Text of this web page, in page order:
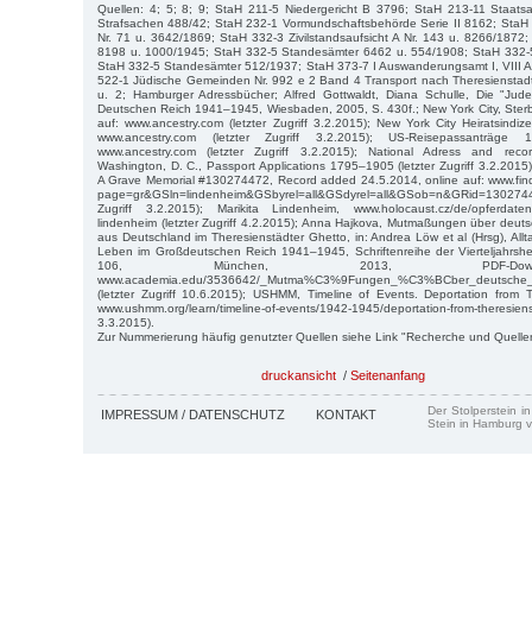
Quellen: 4; 5; 8; 9; StaH 211-5 Niedergericht B 3796; StaH 213-11
Strafsachen 488/42; StaH 232-1 Vormundschaftsbehörde Serie II 8162; StaH
Nr. 71 u. 3642/1869; StaH 332-3 Zivilstandsaufsicht A Nr. 143 u. 8266/
8198 u. 1000/1945; StaH 332-5 Standesämter 6462 u. 554/1908; StaH
StaH 332-5 Standesämter 512/1937; StaH 373-7 I Auswanderungsamt I, VIII
522-1 Jüdische Gemeinden Nr. 992 e 2 Band 4 Transport nach
u. 2; Hamburger Adressbücher; Alfred Gottwaldt, Diana Schulle, Die
Deutschen Reich 1941–1945, Wiesbaden, 2005, S. 430f.; New York City,
auf: www.ancestry.com (letzter Zugriff 3.2.2015); New York City
www.ancestry.com (letzter Zugriff 3.2.2015); US-
www.ancestry.com (letzter Zugriff 3.2.2015); National Adress and
Washington, D. C., Passport Applications 1795–1905 (letzter Zugriff
A Grave Memorial #130274472, Record added 24.5.2014, online auf:
Zugriff 3.2.2015); Marikita Lindenheim, www.holocaust.cz/de/
lindenheim (letzter Zugriff 4.2.2015); Anna Hajkova, Mutmaßungen über
aus Deutschland im Theresienstädter Ghetto, in: Andrea Löw et al (Hrsg),
Leben im Großdeutschen Reich 1941–1945, Schriftenreihe der
106, München, 2013, PDF-
www.academia.edu/3536642/
(letzter Zugriff 10.6.2015); USHMM, Timeline of Events. Deportation from
www.ushmm.org/learn/timeline-of-events/1942-1945/deportation-from-
3.3.2015).
Zur Nummerierung häufig genutzter Quellen siehe Link "Recherche und
druckansicht / Seitenanfang
IMPRESSUM / DATENSCHUTZ KONTAKT
Der Stolperstein
Stein in Hamburg